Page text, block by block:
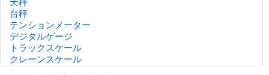
天秤
台秤
テンションメーター
デジタルゲージ
トラックスケール
クレーンスケール